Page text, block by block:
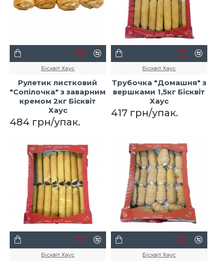
Бісквіт Хаус
Рулетик листковий
"Сопілочка" з заварним
кремом 2кг Бісквіт
Хаус
484 грн/упак.
Бісквіт Хаус
Трубочка "Домашня" з
вершками 1,5кг Бісквіт
Хаус
417 грн/упак.
Бісквіт Хаус Бісквіт Хаус